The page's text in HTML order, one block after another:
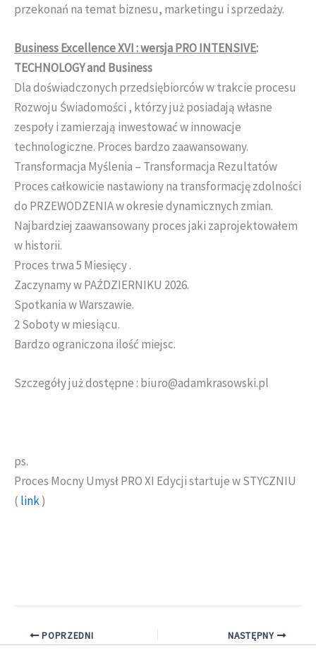
przekonań na temat biznesu, marketingu i sprzedaży.
Business Excellence XVI : wersja PRO INTENSIVE:
TECHNOLOGY and Business
Dla doświadczonych przedsiębiorców w trakcie procesu
Rozwoju Świadomości , którzy już posiadają własne
zespoły i zamierzają inwestować w innowacje
technologiczne. Proces bardzo zaawansowany.
Transformacja Myślenia – Transformacja Rezultatów
Proces całkowicie nastawiony na transformację zdolności
do PRZEWODZENIA w okresie dynamicznych zmian.
Najbardziej zaawansowany proces jaki zaprojektowałem
w historii.
Proces trwa 5 Miesięcy .
Zaczynamy w PAŹDZIERNIKU 2026.
Spotkania w Warszawie.
2 Soboty w miesiącu.
Bardzo ograniczona ilość miejsc.
Szczegóły już dostępne : biuro@adamkrasowski.pl
ps.
Proces Mocny Umysł PRO XI Edycji startuje w STYCZNIU
( link)
POPRZEDNI NASTĘPNY